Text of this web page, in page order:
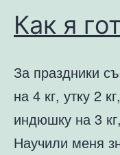
Как я
За праздники
на 4 кг, утку 2
индюшку на 3
Научили меня